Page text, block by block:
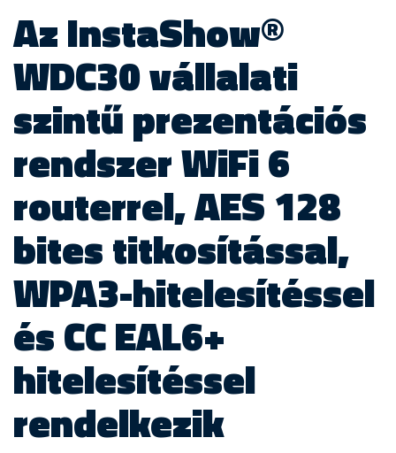
Az InstaShow®
WDC30 vállalati
szintű prezentációs
rendszer WiFi 6
routerrel, AES 128
bites titkosítással,
WPA3-hitelesítéssel
és CC EAL6+
hitelesítéssel
rendelkezik